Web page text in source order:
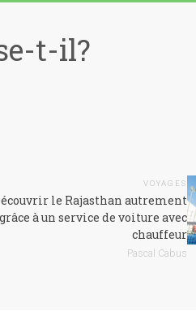
t-il?
VOYAGES
le Rajasthan autrement
grâce à un service de voiture avec
chauffeur
Pascal Cabus